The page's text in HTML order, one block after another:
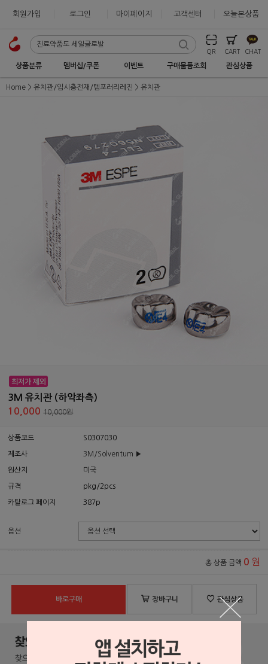
회원가입 로그인 마이페이지 고객센터 오늘본상품
QR CART CHAT
상품분류 멤버십/쿠폰 이벤트 구매물품조회 관심상품
Home 유치관/임시충전재/템포러리레진 유치관
3M 유치관 (하악좌측)
10,00010,000원
상품코드 S0307030
제조사 3M/Solventum ▶
원산지 미국
규격 pkg/2pcs
카탈로그 페이지 387p
옵션
총 상품 금액 0 원
바로구매 장바구니 관심상품